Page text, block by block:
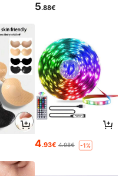
5.88€
4.93€ 4.98€ -1%